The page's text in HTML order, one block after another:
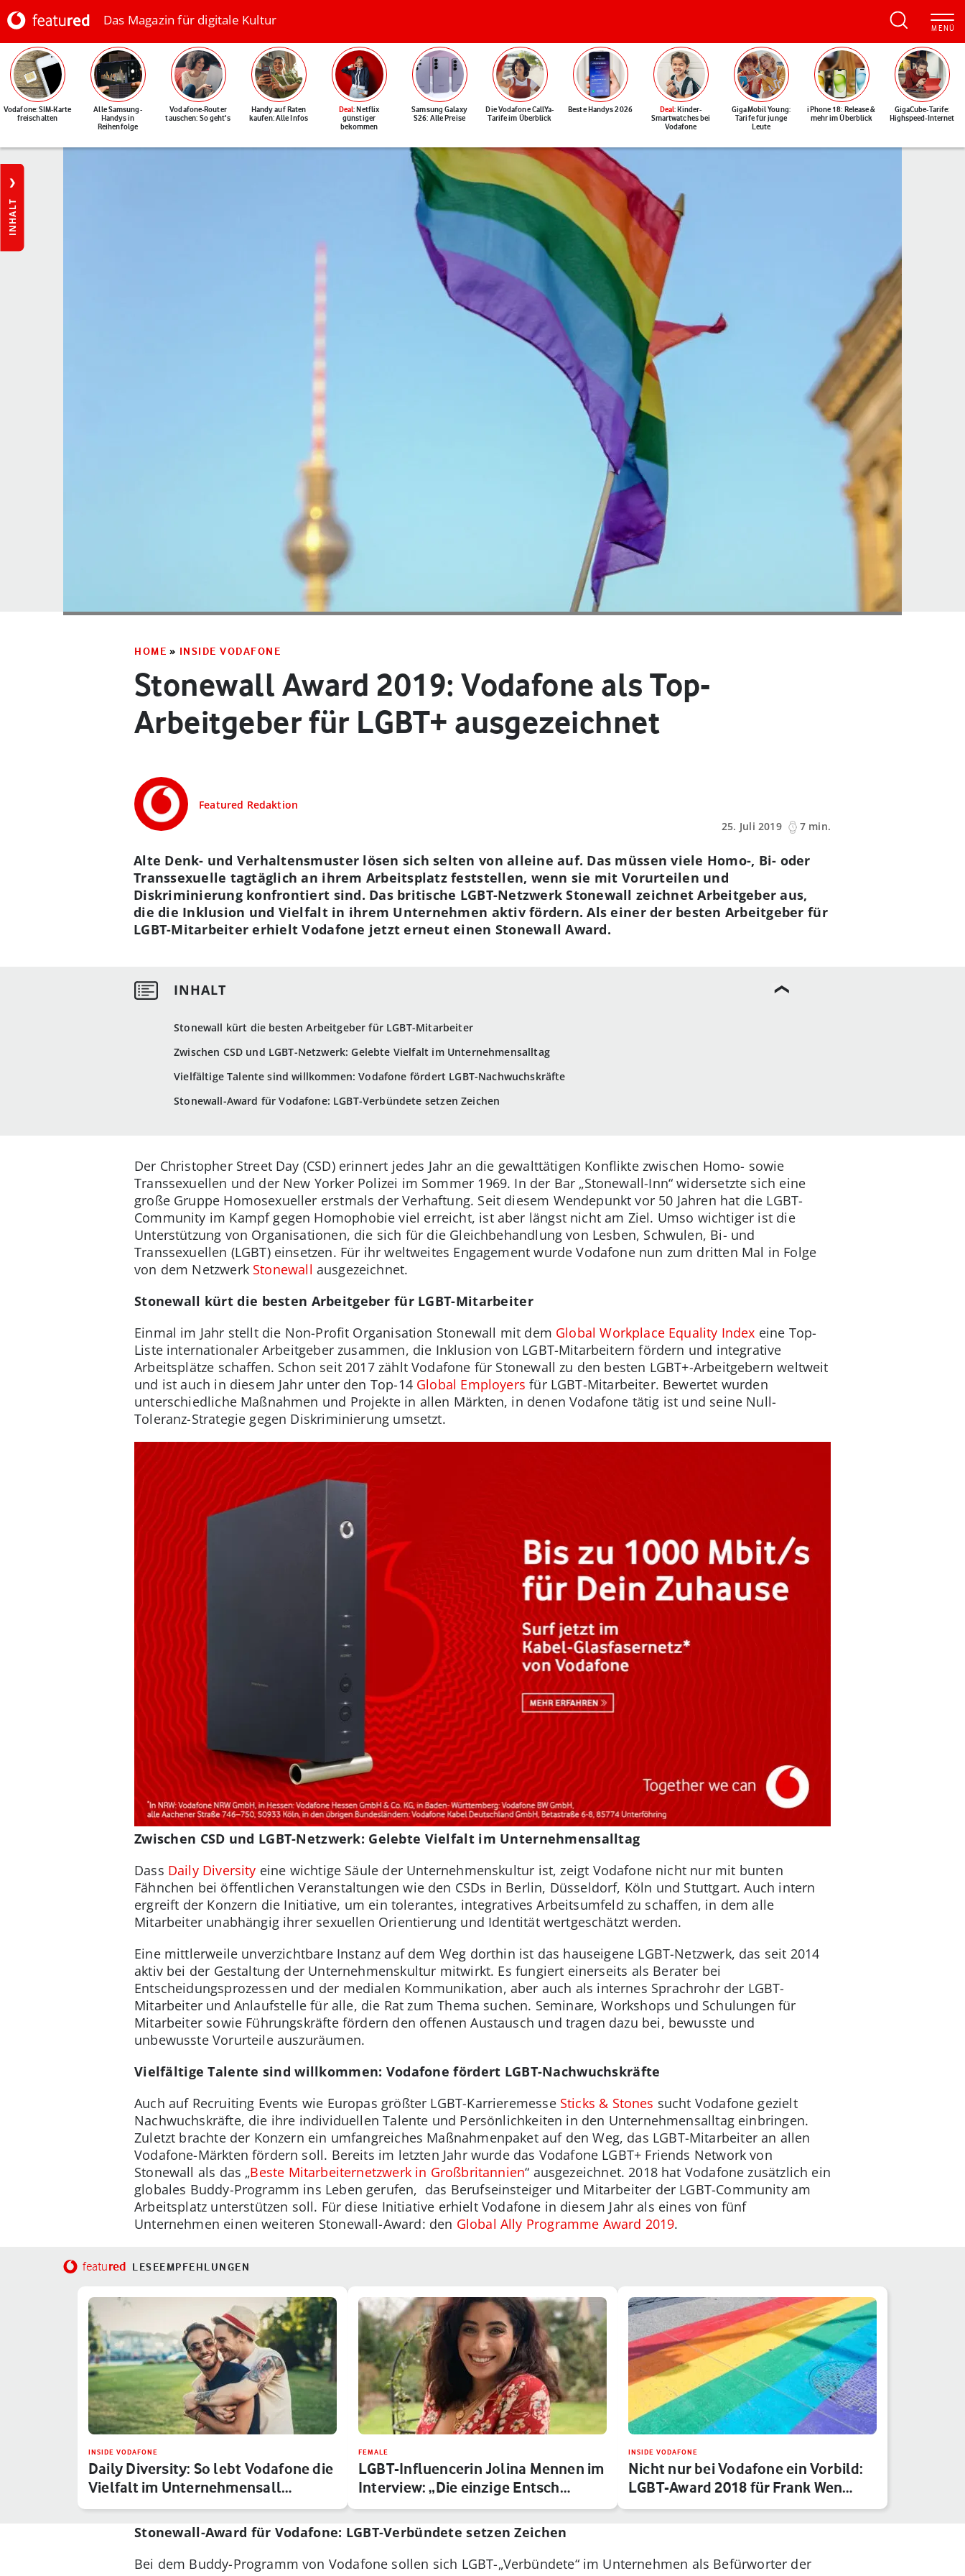
Das Magazin für digitale Kultur
Vodafone: SIM-Karte
freischalten
Alle Samsung-
Handys in
Reihenfolge
Vodafone-Router
tauschen: So geht's
Handy auf Raten
kaufen: Alle Infos
Deal: Netflix
günstiger
bekommen
Samsung Galaxy
S26: Alle Preise
Die Vodafone CallYa-
Tarife im Überblick
Beste Handys 2026 Deal: Kinder-
Smartwatches bei
Vodafone
GigaMobil Young:
Tarife für junge
Leute
iPhone 18: Release &
mehr im Überblick
GigaCube-Tarife:
Highspeed-Internet
INHALT
HOME » INSIDE VODAFONE
Stonewall Award 2019: Vodafone als Top-
Arbeitgeber für LGBT+ ausgezeichnet
Featured Redaktion
25. Juli 2019
7 min.
Stonewall kürt die besten Arbeitgeber für LGBT-Mitarbeiter
Zwischen CSD und LGBT-Netzwerk: Gelebte Vielfalt im Unternehmensalltag
Vielfältige Talente sind willkommen: Vodafone fördert LGBT-Nachwuchskräfte
Stonewall-Award für Vodafone: LGBT-Verbündete setzen Zeichen
Alte Denk- und Verhaltensmuster lösen sich selten von alleine auf. Das müssen viele Homo-, Bi- oder
Transsexuelle tagtäglich an ihrem Arbeitsplatz feststellen, wenn sie mit Vorurteilen und
Diskriminierung konfrontiert sind. Das britische LGBT-Netzwerk Stonewall zeichnet Arbeitgeber aus,
die die Inklusion und Vielfalt in ihrem Unternehmen aktiv fördern. Als einer der besten Arbeitgeber für
LGBT-Mitarbeiter erhielt Vodafone jetzt erneut einen Stonewall Award.
Der Christopher Street Day (CSD) erinnert jedes Jahr an die gewalttätigen Konflikte zwischen Homo- sowie
Transsexuellen und der New Yorker Polizei im Sommer 1969. In der Bar „Stonewall-Inn“ widersetzte sich eine
große Gruppe Homosexueller erstmals der Verhaftung. Seit diesem Wendepunkt vor 50 Jahren hat die LGBT-
Community im Kampf gegen Homophobie viel erreicht, ist aber längst nicht am Ziel. Umso wichtiger ist die
Unterstützung von Organisationen, die sich für die Gleichbehandlung von Lesben, Schwulen, Bi- und
Transsexuellen (LGBT) einsetzen. Für ihr weltweites Engagement wurde Vodafone nun zum dritten Mal in Folge
von dem Netzwerk Stonewall ausgezeichnet.
Stonewall kürt die besten Arbeitgeber für LGBT-Mitarbeiter
Einmal im Jahr stellt die Non-Profit Organisation Stonewall mit dem Global Workplace Equality Index eine Top-
Liste internationaler Arbeitgeber zusammen, die Inklusion von LGBT-Mitarbeitern fördern und integrative
Arbeitsplätze schaffen. Schon seit 2017 zählt Vodafone für Stonewall zu den besten LGBT+-Arbeitgebern weltweit
und ist auch in diesem Jahr unter den Top-14 Global Employers für LGBT-Mitarbeiter. Bewertet wurden
unterschiedliche Maßnahmen und Projekte in allen Märkten, in denen Vodafone tätig ist und seine Null-
Toleranz-Strategie gegen Diskriminierung umsetzt.
Zwischen CSD und LGBT-Netzwerk: Gelebte Vielfalt im Unternehmensalltag
Dass Daily Diversity eine wichtige Säule der Unternehmenskultur ist, zeigt Vodafone nicht nur mit bunten
Fähnchen bei öffentlichen Veranstaltungen wie den CSDs in Berlin, Düsseldorf, Köln und Stuttgart. Auch intern
ergreift der Konzern die Initiative, um ein tolerantes, integratives Arbeitsumfeld zu schaffen, in dem alle
Mitarbeiter unabhängig ihrer sexuellen Orientierung und Identität wertgeschätzt werden.
Eine mittlerweile unverzichtbare Instanz auf dem Weg dorthin ist das hauseigene LGBT-Netzwerk, das seit 2014
aktiv bei der Gestaltung der Unternehmenskultur mitwirkt. Es fungiert einerseits als Berater bei
Entscheidungsprozessen und der medialen Kommunikation, aber auch als internes Sprachrohr der LGBT-
Mitarbeiter und Anlaufstelle für alle, die Rat zum Thema suchen. Seminare, Workshops und Schulungen für
Mitarbeiter sowie Führungskräfte fördern den offenen Austausch und tragen dazu bei, bewusste und
unbewusste Vorurteile auszuräumen.
Vielfältige Talente sind willkommen: Vodafone fördert LGBT-Nachwuchskräfte
Auch auf Recruiting Events wie Europas größter LGBT-Karrieremesse Sticks & Stones sucht Vodafone gezielt
Nachwuchskräfte, die ihre individuellen Talente und Persönlichkeiten in den Unternehmensalltag einbringen.
Zuletzt brachte der Konzern ein umfangreiches Maßnahmenpaket auf den Weg, das LGBT-Mitarbeiter an allen
Vodafone-Märkten fördern soll. Bereits im letzten Jahr wurde das Vodafone LGBT+ Friends Network von
Stonewall als das „Beste Mitarbeiternetzwerk in Großbritannien“ ausgezeichnet. 2018 hat Vodafone zusätzlich ein
globales Buddy-Programm ins Leben gerufen, das Berufseinsteiger und Mitarbeiter der LGBT-Community am
Arbeitsplatz unterstützen soll. Für diese Initiative erhielt Vodafone in diesem Jahr als eines von fünf
Unternehmen einen weiteren Stonewall-Award: den Global Ally Programme Award 2019.
featured LESEEMPFEHLUNGEN
INSIDE VODAFONE
Daily Diversity: So lebt Vodafone die
Vielfalt im Unternehmensall…
FEMALE
LGBT-Influencerin Jolina Mennen im
Interview: „Die einzige Entsch…
INSIDE VODAFONE
Nicht nur bei Vodafone ein Vorbild:
LGBT-Award 2018 für Frank Wen…
Stonewall-Award für Vodafone: LGBT-Verbündete setzen Zeichen
Bei dem Buddy-Programm von Vodafone sollen sich LGBT-„Verbündete“ im Unternehmen als Befürworter der